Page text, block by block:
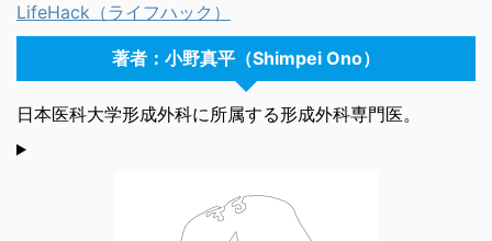
LifeHack（ライフハック）
著者：小野真平（Shimpei Ono）
日本医科大学形成外科に所属する形成外科専門医。